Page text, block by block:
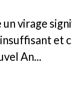
virage
et
An...